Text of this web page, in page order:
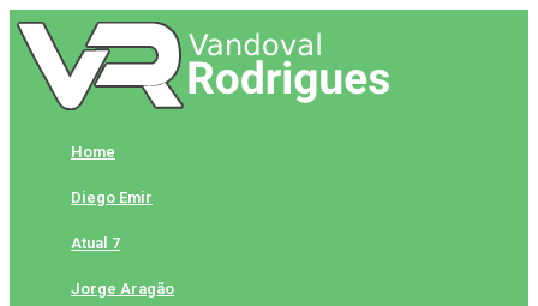
Skip
to
content
Home
Diego Emir
Atual 7
Jorge Aragão